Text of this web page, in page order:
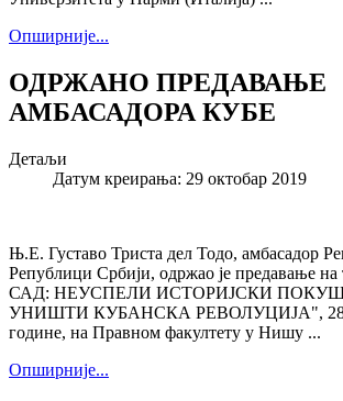
Опширније...
ОДРЖАНО ПРЕДАВАЊЕ
АМБАСАДОРА КУБЕ
Детаљи
Датум креирања: 29 октобар 2019
Њ.Е. Густаво Триста дел Тодо, амбасадор
Републици Србији, одржао је предавање
САД: НЕУСПЕЛИ ИСТОРИЈСКИ
УНИШТИ КУБАНСКА РЕВОЛУЦИЈА", 28.
године, на Правном факултету у Нишу ...
Опширније...